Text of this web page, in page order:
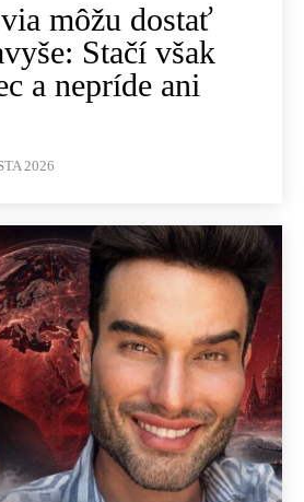
môžu dostať
Stačí však
a nepríde ani
2026